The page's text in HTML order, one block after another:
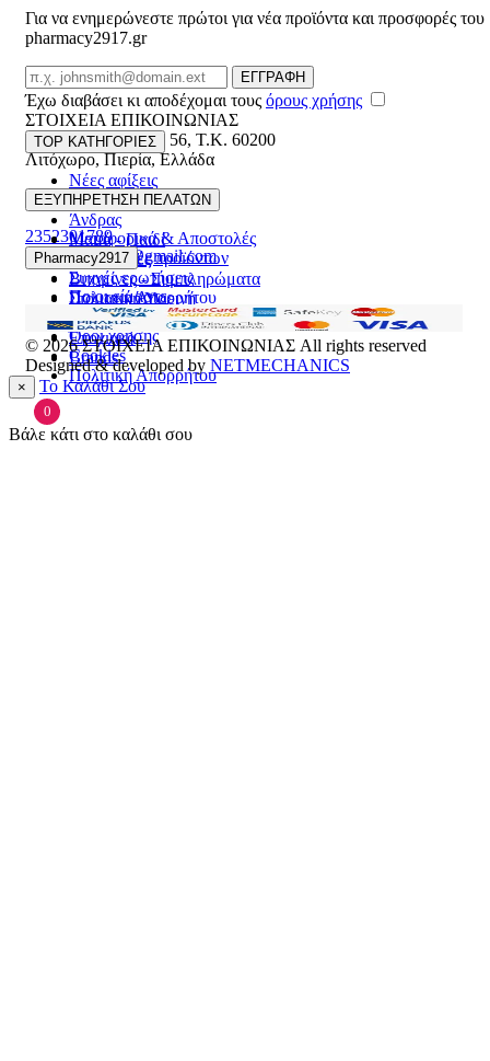
Για να ενημερώνεστε πρώτοι για νέα προϊόντα και προσφορές του
pharmacy2917.gr
Email
ΕΓΓΡΑΦΗ
Έχω διαβάσει κι αποδέχομαι τους όρους χρήσης
ΣΤΟΙΧΕΙΑ ΕΠΙΚΟΙΝΩΝΙΑΣ
Βασ. Κωνσταντίνου 56, T.K. 60200
Λιτόχωρο,Πιερία,Ελλάδα
ΓΕΜΗ:165892448000
2352301789
pharmacy2917@gmail.com
TOP ΚΑΤΗΓΟΡΙΕΣ
Νέες αφίξεις
Γυναίκα
Άνδρας
Μαμά - Παιδί
Προσφορές
Βιταμίνες - Συμπληρώματα
Στοματική Υγιεινή
Πρόσωπο
Εποχιακά
Brands
ΕΞΥΠΗΡΕΤΗΣΗ ΠΕΛΑΤΩΝ
Μεταφορικά & Αποστολές
Επιστροφές προϊόντων
Συχνές ερωτήσεις
Πολιτική Απορρήτου
Pharmacy2917
Ποιοι είμαστε
Επικοινωνία
Όροι χρήσης
Cookies
Πολιτική Απορρήτου
© 2026ΣΤΟΙΧΕΙΑ ΕΠΙΚΟΙΝΩΝΙΑΣ All rights reserved
Designed & developed by NETMECHANICS
× Το Καλάθι Σου
0
Βάλε κάτι στο καλάθι σου